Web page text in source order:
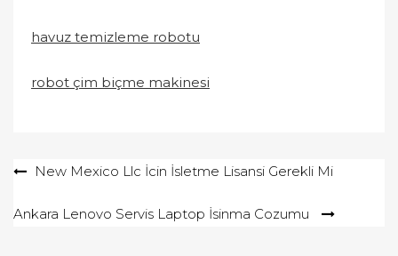
havuz temizleme robotu
robot çim biçme makinesi
YazıNew Mexico Llc İcin İsletme Lisansi Gerekli Mi
Ankara Lenovo Servis Laptop İsinma Cozumu